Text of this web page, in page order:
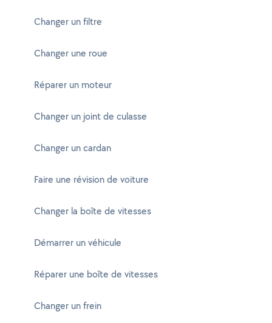
Changer un filtre
Changer une roue
Réparer un moteur
Changer un joint de culasse
Changer un cardan
Faire une révision de voiture
Changer la boîte de vitesses
Démarrer un véhicule
Réparer une boîte de vitesses
Changer un frein